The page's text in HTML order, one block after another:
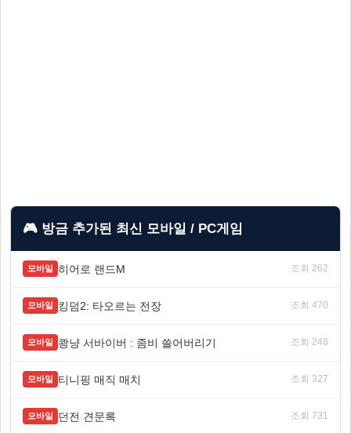
🎮 방금 추가된 최신 모바일 / PC게임
모바일 히어로 랜드M 조회 262
모바일 킹덤2: 타오르는 전장 조회 470
모바일 쾅냥 서바이버 : 좀비 쓸어버리기 조회 248
모바일 티니핑 매직 매치 조회 327
모바일 던전 견문록 조회 731